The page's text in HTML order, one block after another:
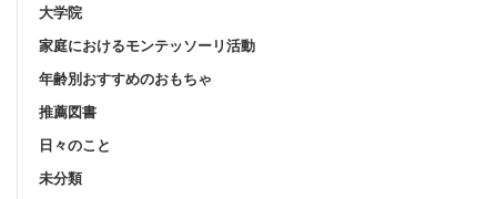
大学院
家庭におけるモンテッソーリ活動
年齢別おすすめのおもちゃ
推薦図書
日々のこと
未分類